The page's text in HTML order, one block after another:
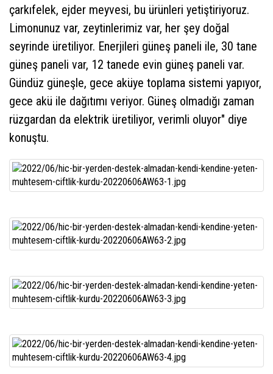
çarkıfelek, ejder meyvesi, bu ürünleri yetiştiriyoruz.
Limonunuz var, zeytinlerimiz var, her şey doğal
seyrinde üretiliyor. Enerjileri güneş paneli ile, 30 tane
güneş paneli var, 12 tanede evin güneş paneli var.
Gündüz güneşle, gece aküye toplama sistemi yapıyor,
gece akü ile dağıtımı veriyor. Güneş olmadığı zaman
rüzgardan da elektrik üretiliyor, verimli oluyor" diye
konuştu.